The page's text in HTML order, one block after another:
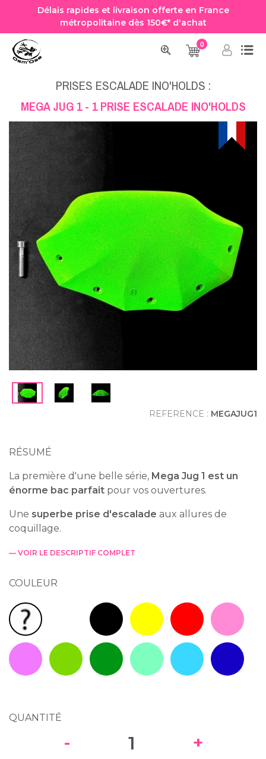
Délais rapides et livraison offerte en France
métropolitaine dès 150€* d'achat
0
Accueil Prise Escalade
MEGA JUG 1 - 1 PRISE ESCALADE INO'HOLDS
PRISES ESCALADE INO'HOLDS :
MEGA JUG 1 - 1 PRISE ESCALADE INO'HOLDS
REFERENCE : MEGAJUG1
RÉSUMÉ
La première d'une belle série, Mega Jug 1 est un
énorme bac parfait pour vos ouvertures.
Une superbe prise d'escalade aux allures de
coquillage.
— VOIR LE DESCRIPTIF COMPLET
COULEUR
Couleur(s) au hasard : Livraison rapide !
Blanc RAL 9010Noir RAL 9005Jaune RAL 1023Rouge RAL 3020
Rose
Mauve RAL 4001Vert Clair RAL 6018
Vert RAL 6029Vert Mint RAL 6027
Bleu clair RAL 5015
Bleu RAL
QUANTITÉ
- +